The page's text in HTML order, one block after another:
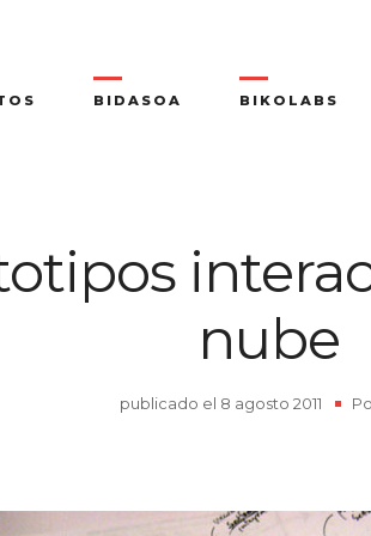
BIDASOA BIKOLABS
nube
publicado el 8 agosto 2011